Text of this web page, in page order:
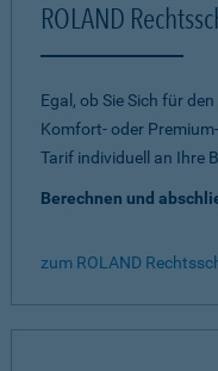
ROLAND
Egal, ob Sie Sich für
Komfort- oder
Tarif individuell an Ihre
Berechnen und
zum ROLAND